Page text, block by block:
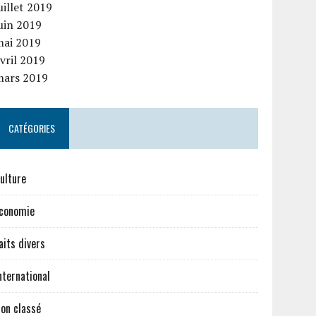
2019
2019
2019
2019
2019
CATÉGORIES
divers
classé